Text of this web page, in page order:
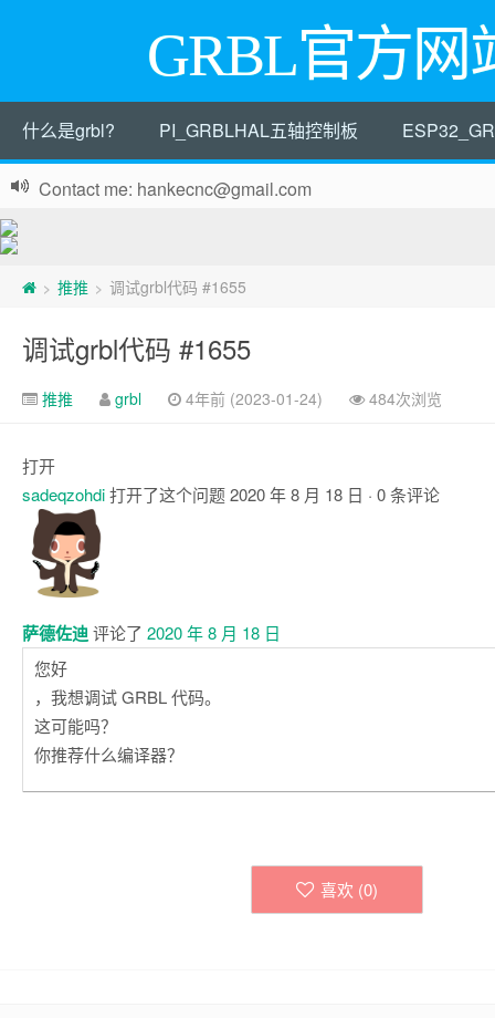
GRBL官方网
什么是grbl? PI_GRBLHAL五轴控制板
Contact me: hankecnc@gmail.com
> 推推 > 调试grbl代码 #1655
调试grbl代码 #1655
推推 grbl 4年前 (2023-01-24) 484次浏览
打开
sadeqzohdi打开了这个问题2020 年 8 月 18 日 · 0 条评论
注
释
萨德佐迪 评论了 2020 年 8 月 18 日
您好
，我想调试 GRBL 代码。
这可能吗？
你推荐什么编译器？
喜欢 (0)